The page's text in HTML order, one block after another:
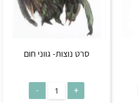
סרט נוצות- גווני חום